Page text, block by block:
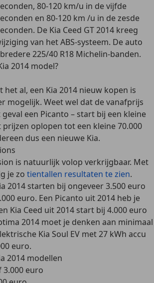
80-120 km/u in de vijfde
en 80-120 km /u in de zesde
De Kia Ceed GT 2014 kreeg
van het ABS-systeem. De auto
225/40 R18 Michelin-banden.
2014 model?
al, een Kia 2014 nieuw kopen is
mogelijk. Weet wel dat de vanafprijs
geval een Picanto – start bij een kleine
prijzen oplopen tot een kleine 70.000
dus een nieuwe Kia.
is natuurlijk volop verkrijgbaar. Met
je zo tientallen resultaten te zien.
2014 starten bij ongeveer 3.500 euro
euro. Een Picanto uit 2014 heb je
Kia Ceed uit 2014 start bij 4.000 euro
2014 moet je denken aan minimaal
Kia Soul EV met 27 kWh accu
euro.
2014 modellen
3.000 euro